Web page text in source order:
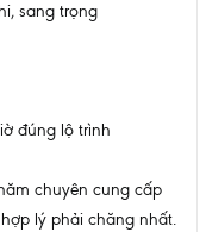
sang trọng
đúng lộ trình
chuyên cung cấp
lý phải chăng nhất.